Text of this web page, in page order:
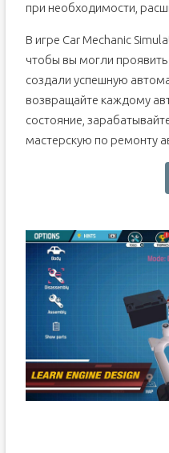
при необходимости,
В игре Car Mechanic
чтобы вы могли
создали успешную
возвращайте каждому
состояние,
мастерскую по ремонту